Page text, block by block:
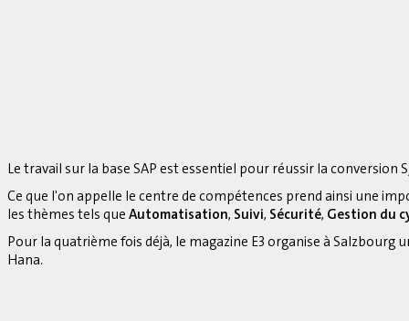
Le travail sur la base SAP est essentiel pour réussir la conversion
Ce que l'on appelle le centre de compétences prend ainsi une
les thèmes tels que Automatisation, Suivi, Sécurité, Gestion du
Pour la quatrième fois déjà, le magazine E3 organise à
Hana.